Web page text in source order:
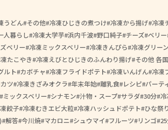
うどん その他 冷凍ひじきの煮つけ 冷凍から揚げ 冷凍
人暮らし 冷凍大学芋 浜内千波 野口純子 チーズ ベリー
ベリー 冷凍ミックスベリー 冷凍きんぴら 冷凍グリー
たこやき 冷凍えびとひじきのふんわり揚げ その他 各
ルト カボチャ 冷凍フライドポテト 冷凍いんげん 冷凍
ツ 冷凍きざみオクラ 年末年始 離乳食 レシピ パーテ
ミックスベリー シナモン 汁物・スープ サラダ 30分
餃子 冷凍むきエビ大粒 冷凍ハッシュドポテト ひな祭
解答 今川焼 マカロニ シュウマイ フルーツ リンゴ